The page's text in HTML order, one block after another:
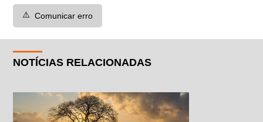
⚠️ Comunicar erro
NOTÍCIAS RELACIONADAS